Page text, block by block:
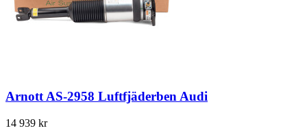
Arnott AS-2958 Luftfjäderben Audi
14 939 kr